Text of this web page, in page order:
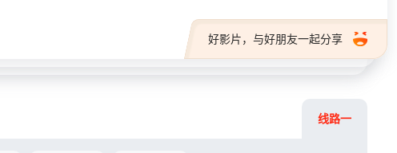
好影片，与好朋友一起分享
线路一